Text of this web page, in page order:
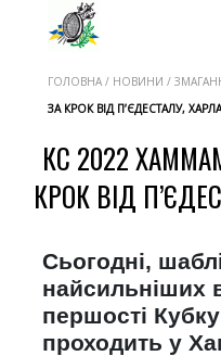
ГОЛОВНА / НОВИНИ /
ЗА КРОК ВІД П’ЄДЕСТАЛУ,
КС 2022
КРОК ВІД
Сьогодні,
найсильніших
першості
проходить у